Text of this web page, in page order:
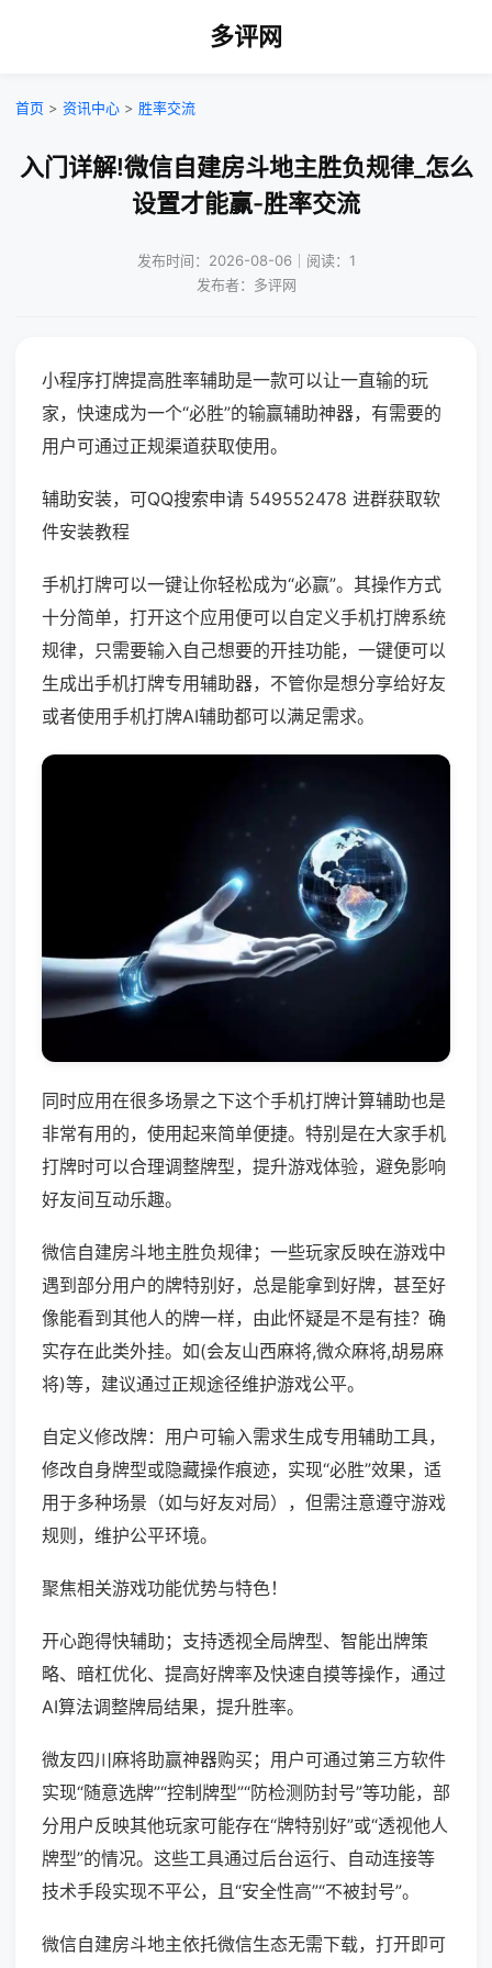
多评网
首页 > 资讯中心 > 胜率交流
入门详解!微信自建房斗地主胜负规律_怎么
设置才能赢-胜率交流
发布时间：2026-08-06｜阅读：1
发布者：多评网
小程序打牌提高胜率辅助是一款可以让一直输的玩
家，快速成为一个“必胜”的输赢辅助神器，有需要的
用户可通过正规渠道获取使用。
辅助安装，可QQ搜索申请 549552478 进群获取软
件安装教程
手机打牌可以一键让你轻松成为“必赢”。其操作方式
十分简单，打开这个应用便可以自定义手机打牌系统
规律，只需要输入自己想要的开挂功能，一键便可以
生成出手机打牌专用辅助器，不管你是想分享给好友
或者使用手机打牌AI辅助都可以满足需求。
同时应用在很多场景之下这个手机打牌计算辅助也是
非常有用的，使用起来简单便捷。特别是在大家手机
打牌时可以合理调整牌型，提升游戏体验，避免影响
好友间互动乐趣。
微信自建房斗地主胜负规律；一些玩家反映在游戏中
遇到部分用户的牌特别好，总是能拿到好牌，甚至好
像能看到其他人的牌一样，由此怀疑是不是有挂？确
实存在此类外挂。如(会友山西麻将,微众麻将,胡易麻
将)等，建议通过正规途径维护游戏公平。
自定义修改牌：用户可输入需求生成专用辅助工具，
修改自身牌型或隐藏操作痕迹，实现“必胜”效果，适
用于多种场景（如与好友对局），但需注意遵守游戏
规则，维护公平环境。
聚焦相关游戏功能优势与特色！
开心跑得快辅助；支持透视全局牌型、智能出牌策
略、暗杠优化、提高好牌率及快速自摸等操作，通过
AI算法调整牌局结果，提升胜率。
微友四川麻将助赢神器购买；用户可通过第三方软件
实现“随意选牌”“控制牌型”“防检测防封号”等功能，部
分用户反映其他玩家可能存在“牌特别好”或“透视他人
牌型”的情况。这些工具通过后台运行、自动连接等
技术手段实现不平公，且“安全性高”“不被封号”。
微信自建房斗地主依托微信生态无需下载，打开即可